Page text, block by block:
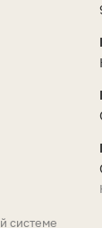
системе